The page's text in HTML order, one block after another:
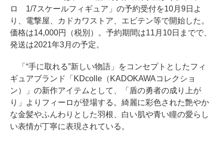
ロ 1/7スケールフィギュア」の予約受付を10月9日よ
り、電撃屋、カドカワストア、エビテン等で開始した。
価格は14,000円（税別）。予約期間は11月10日までで、
発送は2021年3月の予定。
「“手に取れる”新しい物語」をコンセプトとしたフィ
ギュアブランド「KDcolle（KADOKAWAコレクショ
ン）」の新作アイテムとして、「盾の勇者の成り上が
り」よりフィーロが登場する。綺麗に彩色された艶やか
な金髪やふんわりとした羽根、白い肌や青い瞳の愛らし
い表情が丁寧に表現されている。